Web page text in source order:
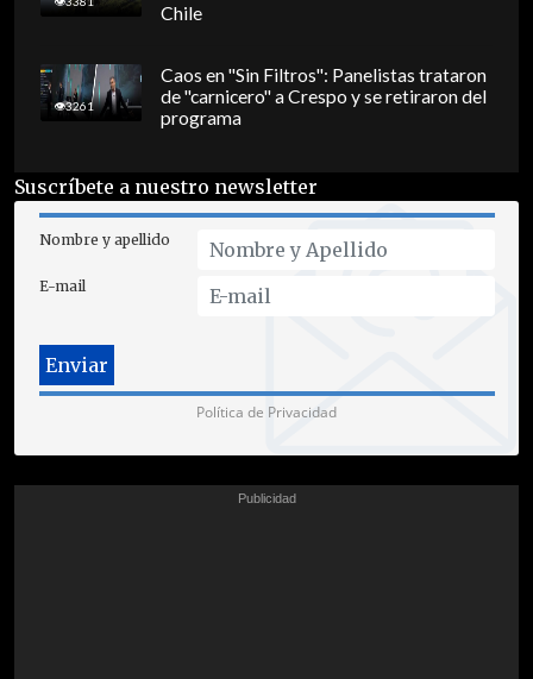
Chile
3261
Caos en "Sin Filtros": Panelistas trataron
de "carnicero" a Crespo y se retiraron del
programa
Suscríbete a nuestro newsletter
Nombre y apellido
E-mail
Política de Privacidad